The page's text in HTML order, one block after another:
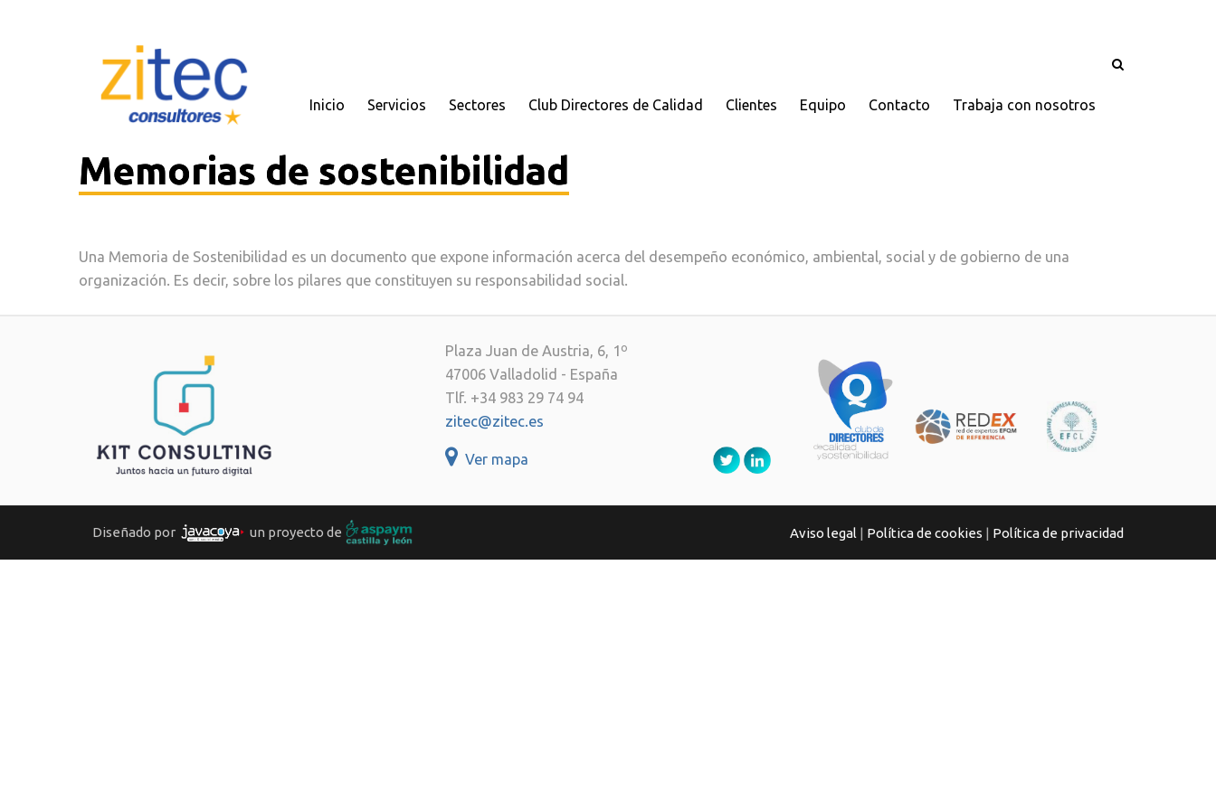
Inicio Servicios Sectores Club Directores de Calidad Clientes Equipo Contacto Trabaja con nosotros
Memorias de sostenibilidad
Una Memoria de Sostenibilidad es un documento que expone información acerca del desempeño económico, ambiental, social y de gobierno de una
organización. Es decir, sobre los pilares que constituyen su responsabilidad social.
Plaza Juan de Austria, 6, 1º
47006 Valladolid - España
Tlf. +34 983 29 74 94
zitec@zitec.es
Ver mapa
Diseñado por un proyecto de Aviso legal | Política de cookies | Política de privacidad